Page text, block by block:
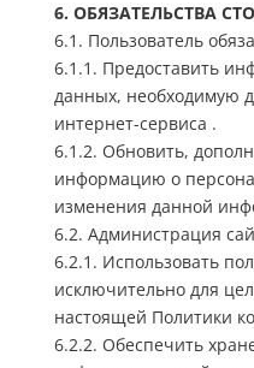
6. ОБЯЗАТЕЛЬСТВА
6.1. Пользователь
6.1.1. Предоставить
данных, необходимую
интернет-сервиса .
6.1.2. Обновить,
информацию о
изменения данной
6.2. Администрация
6.2.1. Использовать
исключительно для
настоящей Политики
6.2.2. Обеспечить